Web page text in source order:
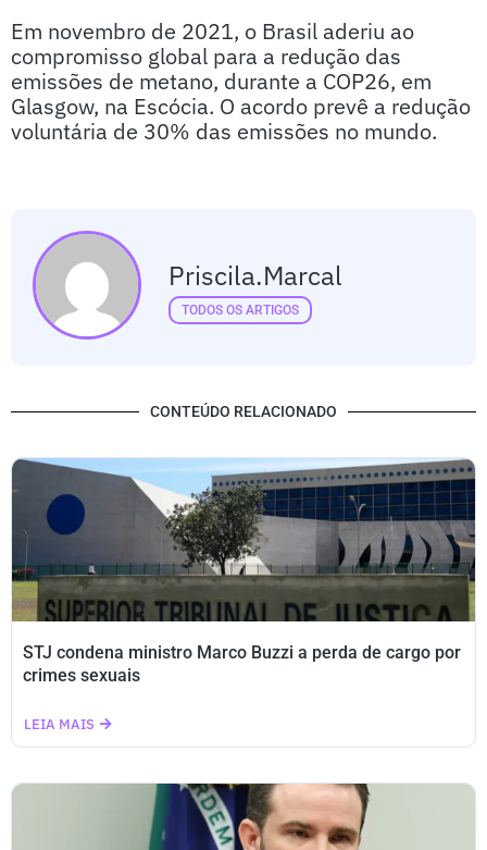
Em novembro de 2021, o Brasil aderiu ao
compromisso global para a redução das
emissões de metano, durante a COP26, em
Glasgow, na Escócia. O acordo prevê a redução
voluntária de 30% das emissões no mundo.
Priscila.marcal
TODOS OS ARTIGOS
CONTEÚDO RELACIONADO
STJ condena ministro Marco Buzzi a perda de cargo por
crimes sexuais
LEIA MAIS